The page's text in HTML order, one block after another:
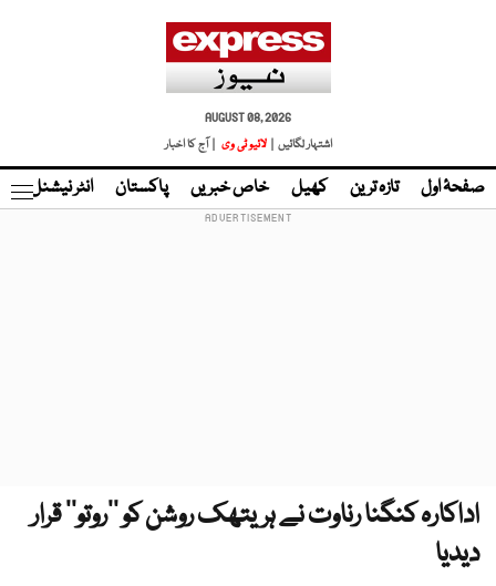
AUGUST 08, 2026
اشتہار لگائیں |
لائیو ٹی وی | آج کا اخبار
صفحۂ اول تازہ ترین کھیل خاص خبریں پاکستان انٹر نیشنل
اداکارہ کنگنا رناوت نے ہریتھک روشن کو ’’روتو‘‘ قرار
دیدیا